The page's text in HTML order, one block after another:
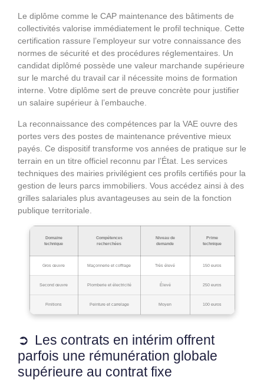
Le diplôme comme le CAP maintenance des bâtiments de
collectivités valorise immédiatement le profil technique. Cette
certification rassure l’employeur sur votre connaissance des
normes de sécurité et des procédures réglementaires. Un
candidat diplômé possède une valeur marchande supérieure
sur le marché du travail car il nécessite moins de formation
interne. Votre diplôme sert de preuve concrète pour justifier
un salaire supérieur à l’embauche.
La reconnaissance des compétences par la VAE ouvre des
portes vers des postes de maintenance préventive mieux
payés. Ce dispositif transforme vos années de pratique sur le
terrain en un titre officiel reconnu par l’État. Les services
techniques des mairies privilégient ces profils certifiés pour la
gestion de leurs parcs immobiliers. Vous accédez ainsi à des
grilles salariales plus avantageuses au sein de la fonction
publique territoriale.
Domaine
technique
Compétences
recherchées
Niveau de
demande
Prime
technique
Gros œuvre Maçonnerie et coffrage Très élevé 150 euros
Second œuvre Plomberie et électricité Élevé 250 euros
Finitions Peinture et carrelage Moyen 100 euros
Les contrats en intérim offrent
parfois une rémunération globale
supérieure au contrat fixe